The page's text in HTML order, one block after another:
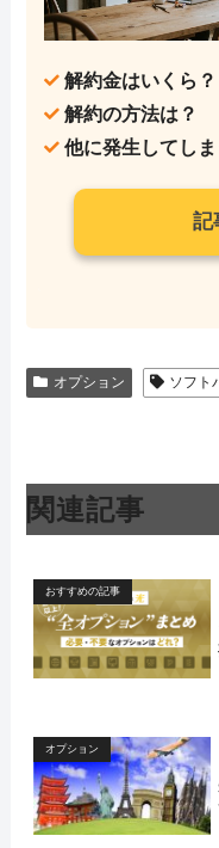
解約金はいくら？
解約の方法は？
他に発生してしま
記
オプション ソフト
関連記事
おすすめの記事
オプション